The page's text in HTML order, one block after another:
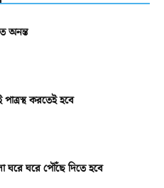
অনন্ত
পাত্রস্থ করতেই হবে
ঘরে ঘরে পৌঁছে দিতে হবে